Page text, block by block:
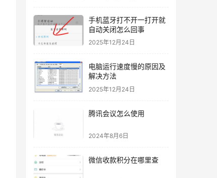
手机蓝牙打不开一打开就
自动关闭怎么回事
2025年12月24日
电脑运行速度慢的原因及
解决方法
2025年12月24日
腾讯会议怎么使用
2024年8月6日
微信收款积分在哪里查